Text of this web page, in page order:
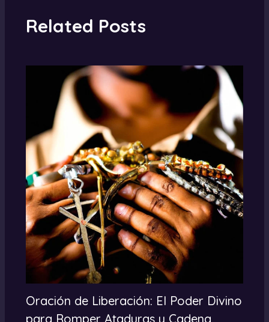
Related Posts
Oración de Liberación: El Poder Divino
para Romper Ataduras y Cadena